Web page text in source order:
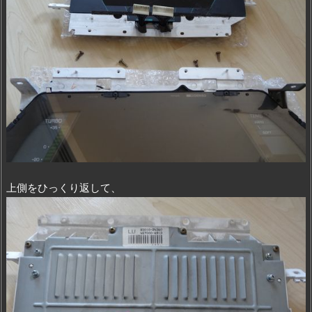
上側をひっくり返して、